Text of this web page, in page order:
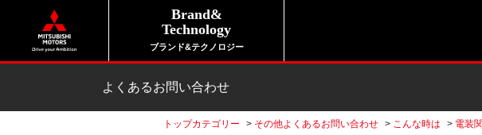
Brand&
Technology
ブランド&テクノロジー
よくあるお問い合わせ
トップカテゴリー > その他よくあるお問い合わせ > こんな時は > 電装